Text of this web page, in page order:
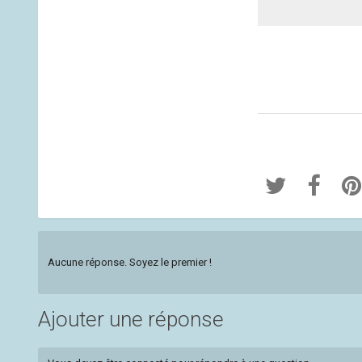
Aucune réponse. Soyez le premier !
Ajouter une réponse